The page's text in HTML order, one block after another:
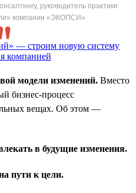
руководитель практики
компании «ЭКОПСИ»
модели изменений. Вместо
бизнес-процесс
вещах. Об этом —
в будущие изменения.
пути к цели.